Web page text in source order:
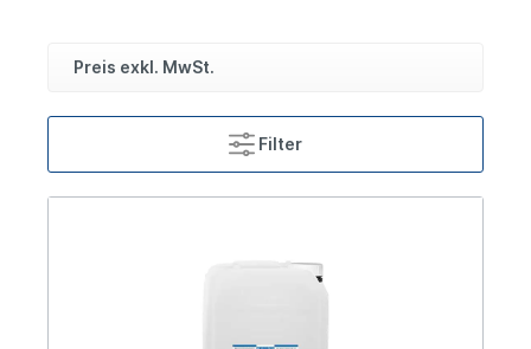
Preis exkl. MwSt.
Filter